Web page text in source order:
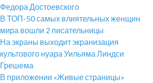
Федора Достоевского
В ТОП-50 самых влиятельных женщин
мира вошли 2 писательницы
На экраны выходит экранизация
культового нуара Уильяма Линдси
Грешема
В приложении «Живые страницы»